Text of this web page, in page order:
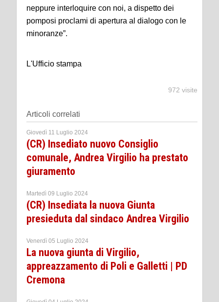
neppure interloquire con noi, a dispetto dei
pomposi proclami di apertura al dialogo con le
minoranze”.
L'Ufficio stampa
972 visite
Articoli correlati
Giovedì 11 Luglio 2024
(CR) Insediato nuovo Consiglio
comunale, Andrea Virgilio ha prestato
giuramento
Martedì 09 Luglio 2024
(CR) Insediata la nuova Giunta
presieduta dal sindaco Andrea Virgilio
Venerdì 05 Luglio 2024
La nuova giunta di Virgilio,
appreazzamento di Poli e Galletti | PD
Cremona